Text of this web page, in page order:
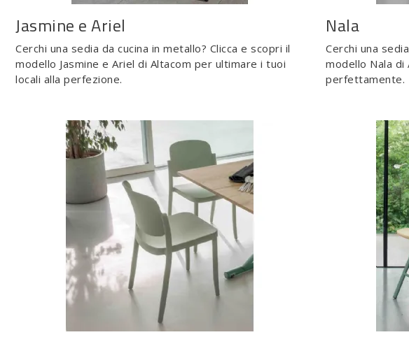
Jasmine e Ariel
Cerchi una sedia da cucina in metallo? Clicca e scopri il
modello Jasmine e Ariel di Altacom per ultimare i tuoi
locali alla perfezione.
Nala
Cerchi una
modello Nala
perfettamente.